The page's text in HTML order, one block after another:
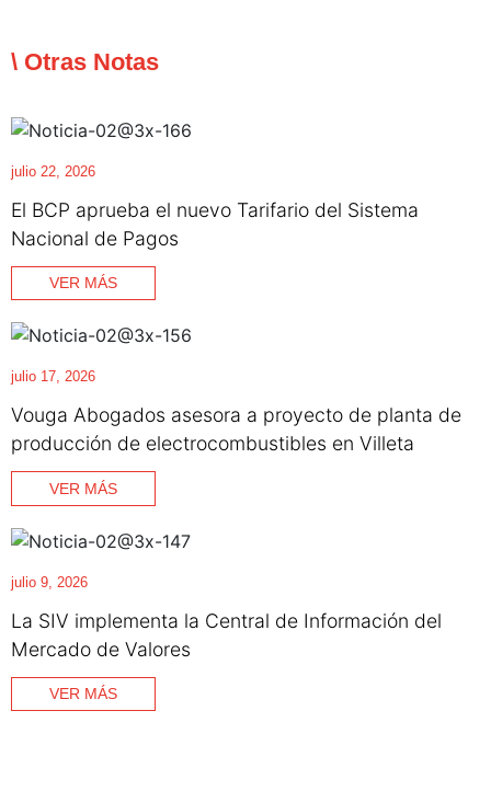
\ Otras Notas
julio 22, 2026
El BCP aprueba el nuevo Tarifario del Sistema
Nacional de Pagos
VER MÁS
julio 17, 2026
Vouga Abogados asesora a proyecto de planta de
producción de electrocombustibles en Villeta
VER MÁS
julio 9, 2026
La SIV implementa la Central de Información del
Mercado de Valores
VER MÁS